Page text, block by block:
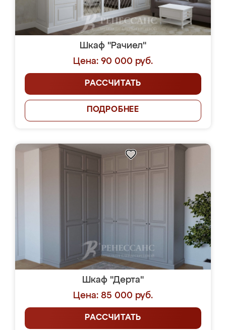
Шкаф "Рачиел"
Цена: 90 000 руб.
РАССЧИТАТЬ
ПОДРОБНЕЕ
Шкаф "Дерта"
Цена: 85 000 руб.
РАССЧИТАТЬ